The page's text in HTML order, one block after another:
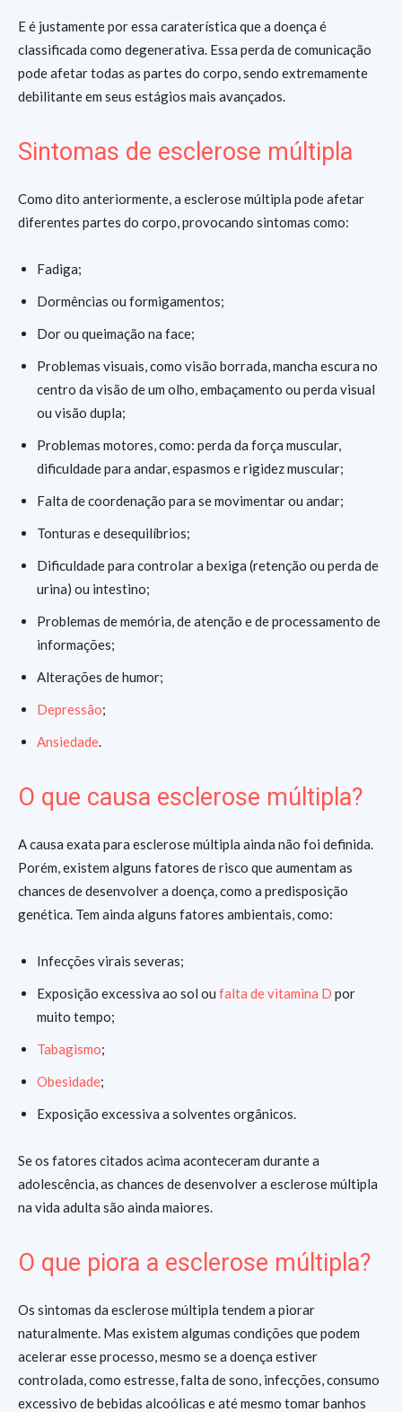
E é justamente por essa caraterística que a doença é
classificada como degenerativa. Essa perda de comunicação
pode afetar todas as partes do corpo, sendo extremamente
debilitante em seus estágios mais avançados.
Sintomas de esclerose múltipla
Como dito anteriormente, a esclerose múltipla pode afetar
diferentes partes do corpo, provocando sintomas como:
Fadiga;
Dormências ou formigamentos;
Dor ou queimação na face;
Problemas visuais, como visão borrada, mancha escura no
centro da visão de um olho, embaçamento ou perda visual
ou visão dupla;
Problemas motores, como: perda da força muscular,
dificuldade para andar, espasmos e rigidez muscular;
Falta de coordenação para se movimentar ou andar;
Tonturas e desequilíbrios;
Dificuldade para controlar a bexiga (retenção ou perda de
urina) ou intestino;
Problemas de memória, de atenção e de processamento de
informações;
Alterações de humor;
Depressão;
Ansiedade.
O que causa esclerose múltipla?
A causa exata para esclerose múltipla ainda não foi definida.
Porém, existem alguns fatores de risco que aumentam as
chances de desenvolver a doença, como a predisposição
genética. Tem ainda alguns fatores ambientais, como:
Infecções virais severas;
Exposição excessiva ao sol ou falta de vitamina D por
muito tempo;
Tabagismo;
Obesidade;
Exposição excessiva a solventes orgânicos.
Se os fatores citados acima aconteceram durante a
adolescência, as chances de desenvolver a esclerose múltipla
na vida adulta são ainda maiores.
O que piora a esclerose múltipla?
Os sintomas da esclerose múltipla tendem a piorar
naturalmente. Mas existem algumas condições que podem
acelerar esse processo, mesmo se a doença estiver
controlada, como estresse, falta de sono, infecções, consumo
excessivo de bebidas alcoólicas e até mesmo tomar banhos